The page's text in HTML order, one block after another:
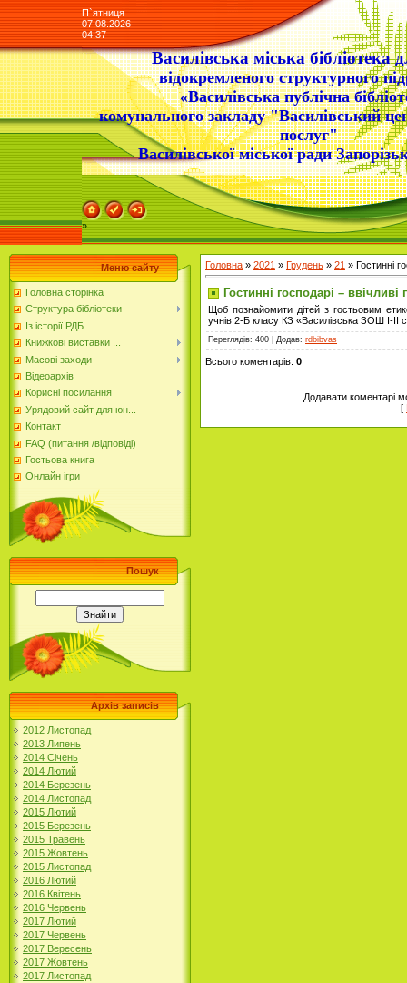
П`ятниця
07.08.2026
04:37
Василівська міська бібліотека
відокремленого структурного
«Василівська публічна
комунального закладу "Василівський
послуг"
Василівської міської ради
»
Меню сайту
Головна сторінка
Структура бібліотеки
Із історії РДБ
Книжкові виставки ...
Масові заходи
Відеоархів
Корисні посилання
Урядовий сайт для юн...
Контакт
FAQ (питання /відповіді)
Гостьова книга
Онлайн ігри
Пошук
Архів записів
2012 Листопад
2013 Липень
2014 Січень
2014 Лютий
2014 Березень
2014 Листопад
2015 Лютий
2015 Березень
2015 Травень
2015 Жовтень
2015 Листопад
2016 Лютий
2016 Квітень
2016 Червень
2017 Лютий
2017 Червень
2017 Вересень
2017 Жовтень
2017 Листопад
Головна » 2021 » Грудень » 21 » Гостинні
Гостинні господарі – ввічливі
Щоб познайомити дітей з гостьовим
учнів 2-Б класу КЗ «Василівська ЗОШ І-
Переглядів: 400 | Додав: rdbibvas
Всього коментарів: 0
Додавати коментарі
[